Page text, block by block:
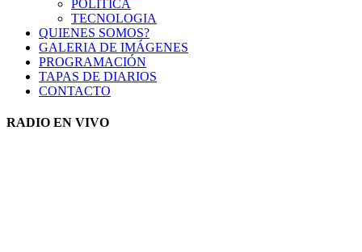
POLITICA
TECNOLOGIA
QUIENES SOMOS?
GALERIA DE IMÁGENES
PROGRAMACIÓN
TAPAS DE DIARIOS
CONTACTO
RADIO EN VIVO